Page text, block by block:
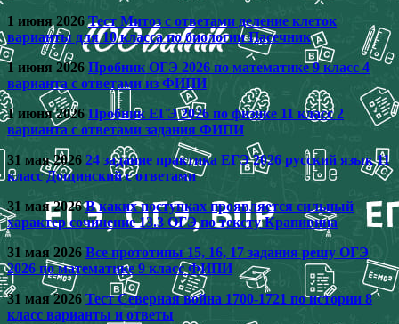
1 июня 2026Тест Митоз с ответами деление клеток
варианты для 10 класса по биологии Пасечник
1 июня 2026 Пробник ОГЭ 2026 по математике 9 класс 4
варианта с ответами из ФИПИ
1 июня 2026 Пробник ЕГЭ 2026 по физике 11 класс 2
варианта с ответами задания ФИПИ
31 мая 2026 24 задание практика ЕГЭ 2026 русский язык 11
класс Дощинский с ответами
31 мая 2026В каких поступках проявляется сильный
характер сочинение 13.3 ОГЭ по тексту Крапивина
31 мая 2026 Все прототипы 15, 16, 17 задания решу ОГЭ
2026 по математике 9 класс ФИПИ
31 мая 2026 Тест Северная война 1700-1721 по истории 8
класс варианты и ответы